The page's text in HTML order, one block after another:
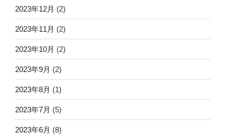
2023年12月 (2)
2023年11月 (2)
2023年10月 (2)
2023年9月 (2)
2023年8月 (1)
2023年7月 (5)
2023年6月 (8)